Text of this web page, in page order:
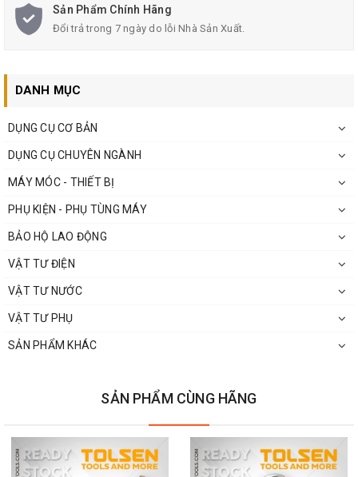
Sản Phẩm Chính Hãng
Đổi trả trong 7 ngày do lỗi Nhà Sản Xuất.
DANH MỤC
DỤNG CỤ CƠ BẢN
DỤNG CỤ CHUYÊN NGÀNH
MÁY MÓC - THIẾT BỊ
PHỤ KIỆN - PHỤ TÙNG MÁY
BẢO HỘ LAO ĐỘNG
VẬT TƯ ĐIỆN
VẬT TƯ NƯỚC
VẬT TƯ PHỤ
SẢN PHẨM KHÁC
SẢN PHẨM CÙNG HÃNG